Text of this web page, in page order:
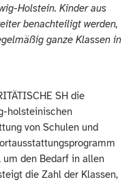
Holstein. Kinder aus
benachteiligt werden,
ganze Klassen in
SH die
holsteinischen
von Schulen und
den Bedarf in allen
die Zahl der Klassen,